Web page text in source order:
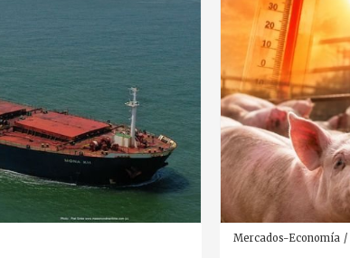
Mercados-Economía